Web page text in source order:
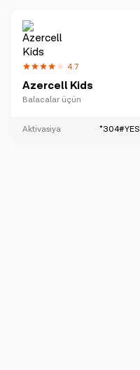
4.7
Azercell Kids
Balacalar üçün
Aktivasiya *304#YES